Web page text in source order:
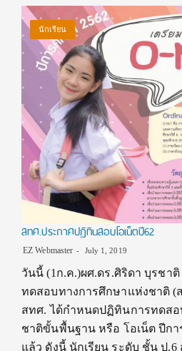
นักเรียน
สทศ.ประกาศปฎิทินสอบโอเน็ตปี62
EZ Webmaster July 1, 2019
วันนี้ (1ก.ค.)ผศ.ดร.ศิริดา บุรชา
ทดสอบทางการศึกษาแห่งชาติ (
สทศ. ได้กำหนดปฏิทินการทดสอ
ชาติขั้นพื้นฐาน หรือ โอเน็ต ปีกา
แล้ว ดังนี้ นักเรียน ระดับ ชั้น ป.6